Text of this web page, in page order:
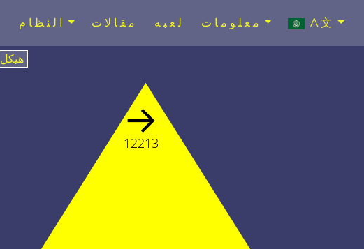
النظام مقالات لعبه معلومات A文
هيكل
→
12213